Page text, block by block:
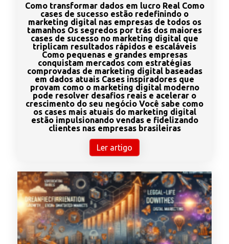
Como transformar dados em lucro Real Como
cases de sucesso estão redefinindo o
marketing digital nas empresas de todos os
tamanhos Os segredos por trás dos maiores
cases de sucesso no marketing digital que
triplicam resultados rápidos e escaláveis
Como pequenas e grandes empresas
conquistam mercados com estratégias
comprovadas de marketing digital baseadas
em dados atuais Cases inspiradores que
provam como o marketing digital moderno
pode resolver desafios reais e acelerar o
crescimento do seu negócio Você sabe como
os cases mais atuais do marketing digital
estão impulsionando vendas e fidelizando
clientes nas empresas brasileiras
Ler artigo